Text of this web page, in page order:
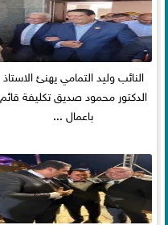
النائب وليد التمامي يهنئ الاستاذ
الدكتور محمود صديق تكليفة قائم
باعمال ...